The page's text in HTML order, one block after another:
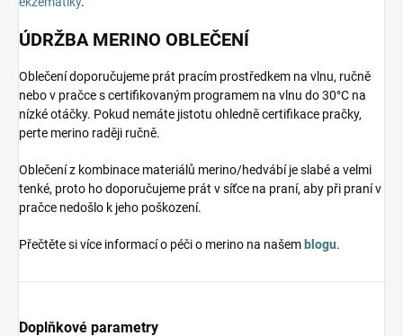
ÚDRŽBA MERINO OBLEČENÍ
Oblečení doporučujeme prát pracím prostředkem na vlnu, ručně
nebo v pračce s certifikovaným programem na vlnu do 30°C na
nízké otáčky. Pokud nemáte jistotu ohledně certifikace pračky,
perte merino raději ručně.
Oblečení z kombinace materiálů merino/hedvábí je slabé a velmi
tenké, proto ho doporučujeme prát v síťce na praní, aby při praní v
pračce nedošlo k jeho poškození.
Přečtěte si více informací o péči o merino na našem blogu.
Doplňkové parametry